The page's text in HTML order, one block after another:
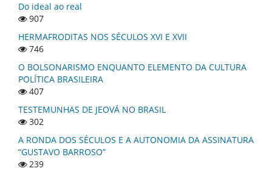
Do ideal ao real
907
HERMAFRODITAS NOS SÉCULOS XVI E XVII
746
O BOLSONARISMO ENQUANTO ELEMENTO DA CULTURA
POLÍTICA BRASILEIRA
407
TESTEMUNHAS DE JEOVÁ NO BRASIL
302
A RONDA DOS SÉCULOS E A AUTONOMIA DA ASSINATURA
“GUSTAVO BARROSO”
239